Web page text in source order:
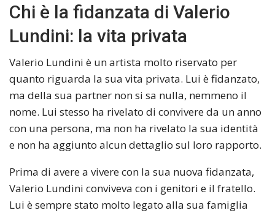
Chi è la fidanzata di Valerio
Lundini: la vita privata
Valerio Lundini è un artista molto riservato per
quanto riguarda la sua vita privata. Lui è fidanzato,
ma della sua partner non si sa nulla, nemmeno il
nome. Lui stesso ha rivelato di convivere da un anno
con una persona, ma non ha rivelato la sua identità
e non ha aggiunto alcun dettaglio sul loro rapporto.
Prima di avere a vivere con la sua nuova fidanzata,
Valerio Lundini conviveva con i genitori e il fratello.
Lui è sempre stato molto legato alla sua famiglia